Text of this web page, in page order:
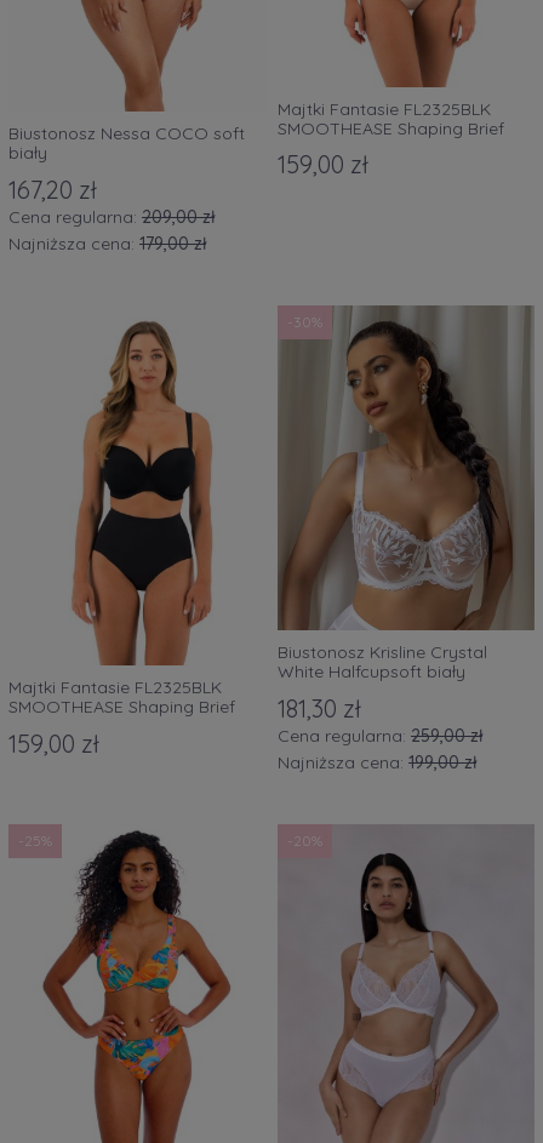
Biustonosz Nessa COCO soft
biały
167,20 zł
Cena regularna: 209,00 zł
Najniższa cena: 179,00 zł
Majtki Fantasie FL2325BLK
SMOOTHEASE Shaping Brief
159,00 zł
Majtki Fantasie FL2325BLK
SMOOTHEASE Shaping Brief
159,00 zł
Biustonosz Krisline Crystal
White Halfcupsoft biały
181,30 zł
Cena regularna: 259,00 zł
Najniższa cena: 199,00 zł
-30%
-25% -20%